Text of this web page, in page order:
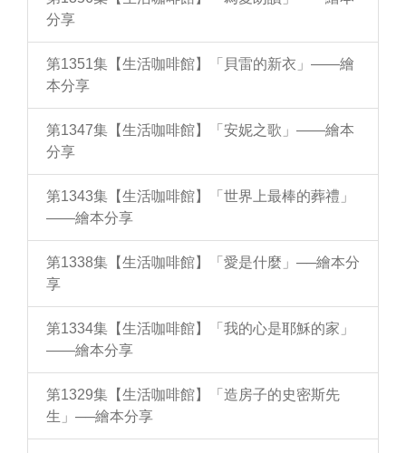
分享
第1351集【生活咖啡館】「貝雷的新衣」——繪
本分享
第1347集【生活咖啡館】「安妮之歌」——繪本
分享
第1343集【生活咖啡館】「世界上最棒的葬禮」
——繪本分享
第1338集【生活咖啡館】「愛是什麼」──繪本分
享
第1334集【生活咖啡館】「我的心是耶穌的家」
——繪本分享
第1329集【生活咖啡館】「造房子的史密斯先
生」──繪本分享